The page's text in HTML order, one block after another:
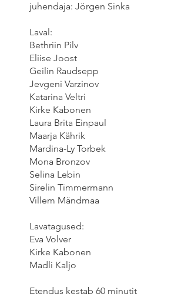
juhendaja: Jörgen Sinka
Laval:
Bethriin Pilv
Eliise Joost
Geilin Raudsepp
Jevgeni Varzinov
Katarina Veltri
Kirke Kabonen
Laura Brita Einpaul
Maarja Kährik
Mardina-Ly Torbek
Mona Bronzov
Selina Lebin
Sirelin Timmermann
Villem Mändmaa
Lavatagused:
Eva Volver
Kirke Kabonen
Madli Kaljo
Etendus kestab 60 minutit